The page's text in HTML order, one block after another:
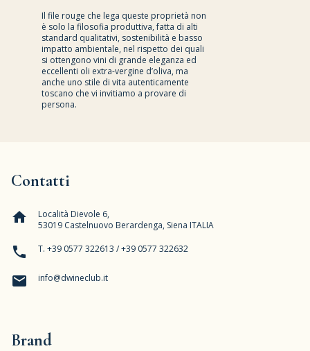
Il file rouge che lega queste proprietà non
è solo la filosofia produttiva, fatta di alti
standard qualitativi, sostenibilità e basso
impatto ambientale, nel rispetto dei quali
si ottengono vini di grande eleganza ed
eccellenti oli extra-vergine d’oliva, ma
anche uno stile di vita autenticamente
toscano che vi invitiamo a provare di
persona.
Contatti
home
Località Dievole 6,
53019 Castelnuovo Berardenga, Siena ITALIA
phone T. +39 0577 322613 / +39 0577 322632
email info@dwineclub.it
Brand